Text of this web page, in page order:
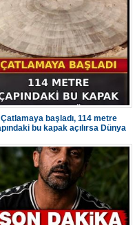
Çatlamaya başladı, 114 metre
bu kapak açılırsa Dünya